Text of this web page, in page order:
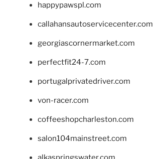
happypawspl.com
callahansautoservicecenter.com
georgiascornermarket.com
perfectfit24-7.com
portugalprivatedriver.com
von-racer.com
coffeeshopcharleston.com
salon104mainstreet.com